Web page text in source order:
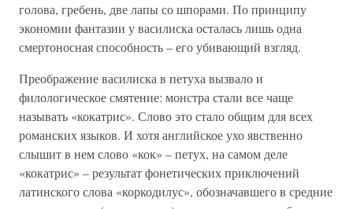
голова, гребень, две лапы со шпорами. По принципу
экономии фантазии у василиска осталась лишь одна
смертоносная способность – его убивающий взгляд.
Преображение василиска в петуха вызвало и
филологическое смятение: монстра стали все чаще
называть «кокатрис». Слово это стало общим для всех
романских языков. И хотя английское ухо явственно
слышит в нем слово «кок» – петух, на самом деле
«кокатрис» – результат фонетических приключений
латинского слова «коркодилус», обозначавшего в средние